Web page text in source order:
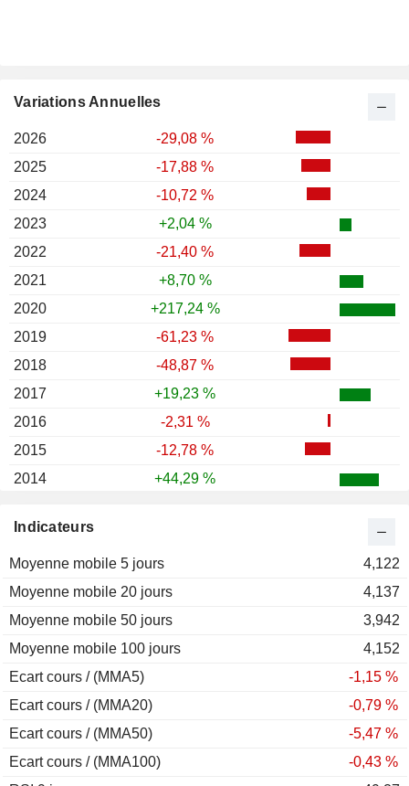
Indicateurs
Moyenne mobile 5 jours
4,122
Moyenne mobile 20 jours
4,137
Moyenne mobile 50 jours
3,942
Moyenne mobile 100 jours
4,152
Ecart cours / (MMA5)
-1,15 %
Ecart cours / (MMA20)
-0,79 %
Ecart cours / (MMA50)
-5,47 %
Ecart cours / (MMA100)
-0,43 %
Variations Annuelles
2026
-29,08 %
2025
-17,88 %
2024
-10,72 %
2023
+2,04 %
2022
-21,40 %
2021
+8,70 %
2020
+217,24 %
2019
-61,23 %
2018
-48,87 %
2017
+19,23 %
2016
-2,31 %
2015
-12,78 %
2014
+44,29 %
2012
2011
-36,23 %
2010
+15,09 %
2009
+22,71 %
2008
-45,71 %
2007
2006
2005
2004
-15,37 %